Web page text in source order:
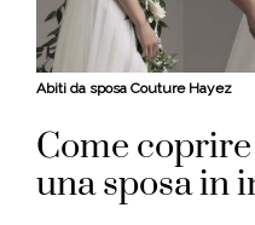
Abiti da sposa Couture Hayez
Come
una sposa in